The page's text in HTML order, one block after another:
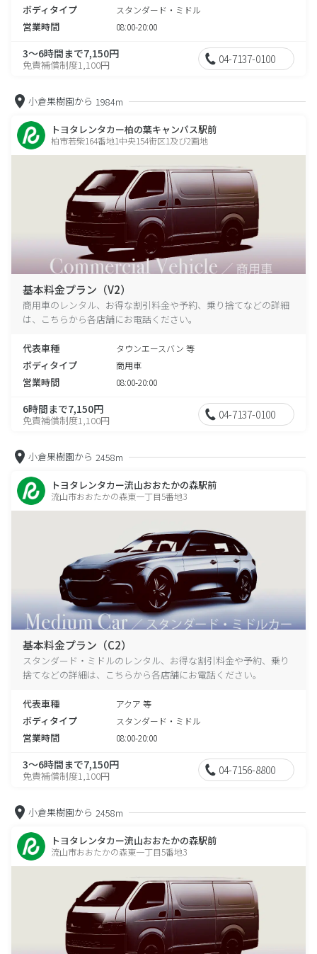
ボディタイプ スタンダード・ミドル
営業時間 08:00-20:00
3～6時間まで7,150円
免責補償制度1,100円 04-7137-0100
小倉果樹園から 1984m
トヨタレンタカー柏の葉キャンパス駅前
柏市若柴164番地1中央154街区1及び2画地
基本料金プラン（V2）
商用車のレンタル、お得な割引料金や予約、乗り捨てなどの詳細
は、こちらから各店舗にお電話ください。
代表車種 タウンエースバン 等
ボディタイプ 商用車
営業時間 08:00-20:00
6時間まで7,150円
免責補償制度1,100円 04-7137-0100
小倉果樹園から 2458m
トヨタレンタカー流山おおたかの森駅前
流山市おおたかの森東一丁目5番地3
基本料金プラン（C2）
スタンダード・ミドルのレンタル、お得な割引料金や予約、乗り
捨てなどの詳細は、こちらから各店舗にお電話ください。
代表車種 アクア 等
ボディタイプ スタンダード・ミドル
営業時間 08:00-20:00
3～6時間まで7,150円
免責補償制度1,100円 04-7156-8800
小倉果樹園から 2458m
トヨタレンタカー流山おおたかの森駅前
流山市おおたかの森東一丁目5番地3